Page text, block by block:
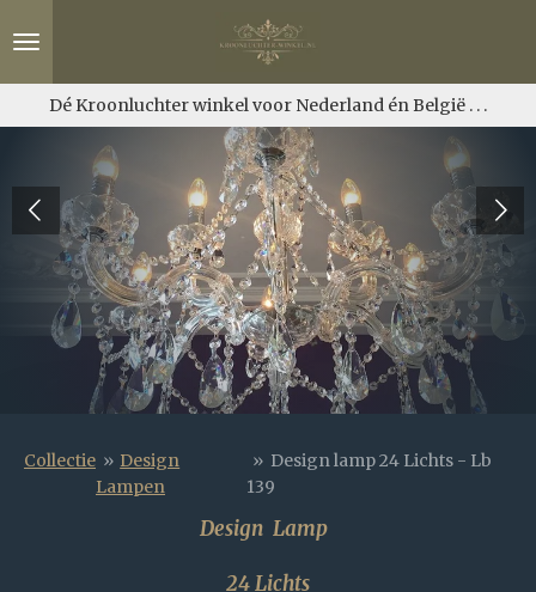
direct
hoofdinhoud
Dé Kroonluchter winkel voor Nederland én België . . .
Collectie » Design
Lampen
» Design lamp 24 Lichts - Lb
139
Design Lamp
24 Lichts